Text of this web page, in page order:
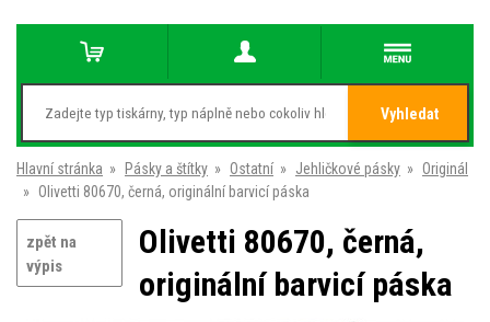
Vyhledat
Hlavní stránka » Pásky a štítky » Ostatní » Jehličkové pásky » Originál
» Olivetti 80670, černá, originální barvicí páska
zpět na
výpis
Olivetti 80670, černá,
originální barvicí páska